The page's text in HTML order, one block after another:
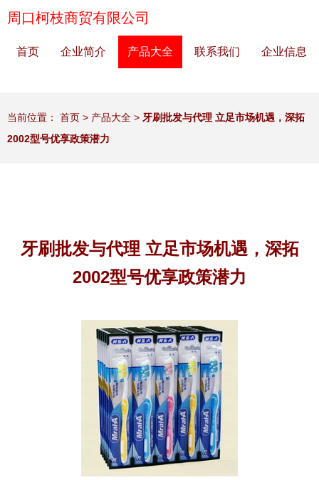
周口柯枝商贸有限公司
首页 企业简介 产品大全 联系我们 企业信息
当前位置： 首页 > 产品大全 > 牙刷批发与代理 立足市场机遇，深拓
2002型号优享政策潜力
牙刷批发与代理 立足市场机遇，深拓
2002型号优享政策潜力